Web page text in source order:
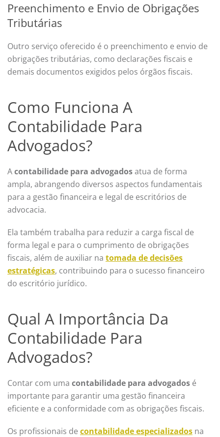
Preenchimento e Envio de Obrigações
Tributárias
Outro serviço oferecido é o preenchimento e envio de
obrigações tributárias, como declarações fiscais e
demais documentos exigidos pelos órgãos fiscais.
Como Funciona A
Contabilidade Para
Advogados?
Acontabilidade para advogadosatua de forma
ampla, abrangendo diversos aspectos fundamentais
para a gestão financeira e legal de escritórios de
advocacia.
Ela também trabalha para reduzir a carga fiscal de
forma legal e para o cumprimento de obrigações
fiscais, além de auxiliar na tomada de decisões
estratégicas, contribuindo para o sucesso financeiro
do escritório jurídico.
Qual A Importância Da
Contabilidade Para
Advogados?
Contar com uma contabilidade para advogados é
importante para garantir uma gestão financeira
eficiente e a conformidade com as obrigações fiscais.
Os profissionais de contabilidade especializados na